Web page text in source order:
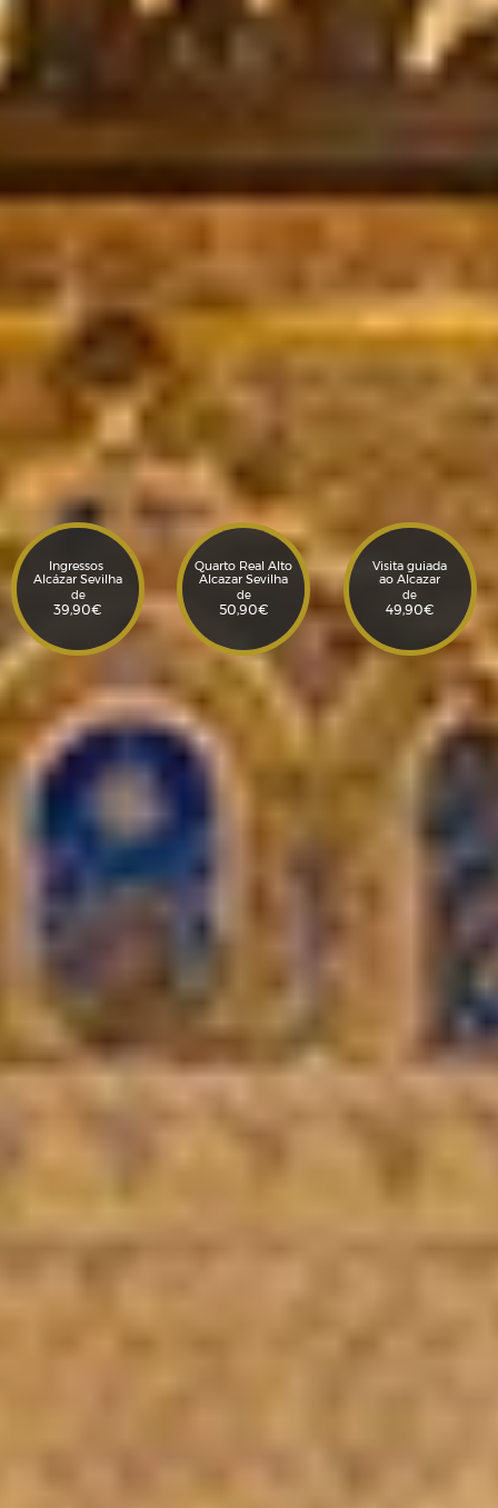
Ingressos
Alcázar Sevilha
de
39,90€
Quarto Real Alto
Alcazar Sevilha
de
50,90€
Visita guiada
ao Alcazar
de
49,90€